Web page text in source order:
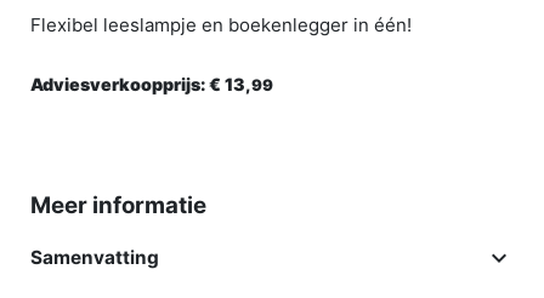
Flexibel leeslampje en boekenlegger in één!
Adviesverkoopprijs:€ 13,99
Meer informatie
Samenvatting 